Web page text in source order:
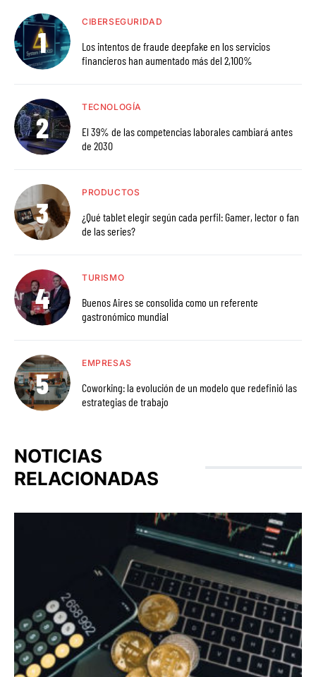
CIBERSEGURIDAD
Los intentos de fraude deepfake en los servicios
financieros han aumentado más del 2,100%
TECNOLOGÍA
El 39% de las competencias laborales cambiará antes
de 2030
PRODUCTOS
¿Qué tablet elegir según cada perfil: Gamer, lector o fan
de las series?
TURISMO
Buenos Aires se consolida como un referente
gastronómico mundial
EMPRESAS
Coworking: la evolución de un modelo que redefinió las
estrategias de trabajo
NOTICIAS
RELACIONADAS